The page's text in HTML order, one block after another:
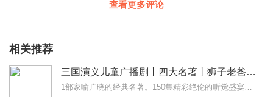
查看更多评论
相关推荐
三国演义儿童广播剧丨四大名著丨狮子老爸历史故事
1部家喻户晓的经典名著。150集精彩绝伦的听觉盛宴。听名著，和听故事一样精彩！一起聆听耳朵里的三国故事，感悟中华经典！